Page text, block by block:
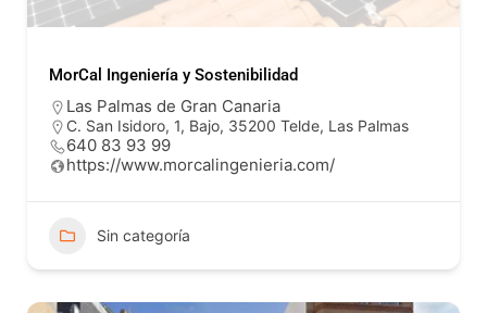
MorCal Ingeniería y Sostenibilidad
Las Palmas de Gran Canaria
C. San Isidoro, 1, Bajo, 35200 Telde, Las Palmas
640 83 93 99
https://www.morcalingenieria.com/
Sin categoría